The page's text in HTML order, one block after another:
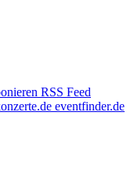
RSS Feed
eventfinder.de